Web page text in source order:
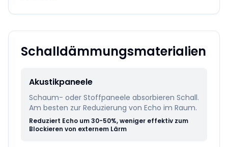
Schalldämmungsmaterialien
Akustikpaneele
Schaum- oder Stoffpaneele absorbieren Schall.
Am besten zur Reduzierung von Echo im Raum.
Reduziert Echo um 30-50%, weniger effektiv zum
Blockieren von externem Lärm